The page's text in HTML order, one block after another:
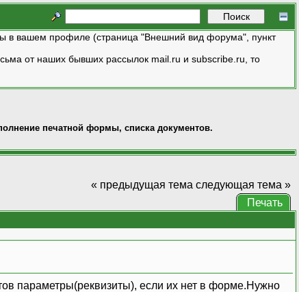
в вашем профиле (страница "Внешний вид форума", пункт
от наших бывших рассылок mail.ru и subscribe.ru, то
печатной формы, списка документов.
« предыдущая тема следующая тема »
Печать
параметры(реквизиты), если их нет в форме.Нужно